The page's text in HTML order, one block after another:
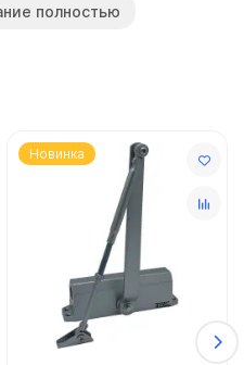
носит сугубо
офис продаж.
полностью
Новинка